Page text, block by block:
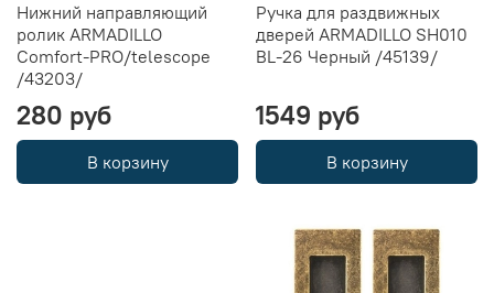
Нижний направляющий
ролик ARMADILLO
Comfort-PRO/telescope
/43203/
280 руб
В корзину
Ручка для раздвижных
дверей ARMADILLO SH010
BL-26 Черный /45139/
1549 руб
В корзину